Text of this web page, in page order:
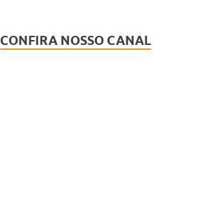
CONFIRA NOSSO CANAL